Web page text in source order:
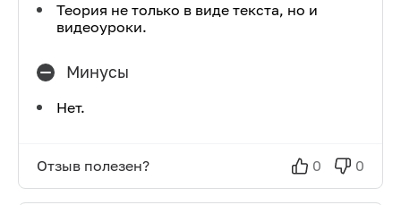
Теория не только в виде текста, но и
видеоуроки.
Минусы
Нет.
Отзыв полезен? 0 0